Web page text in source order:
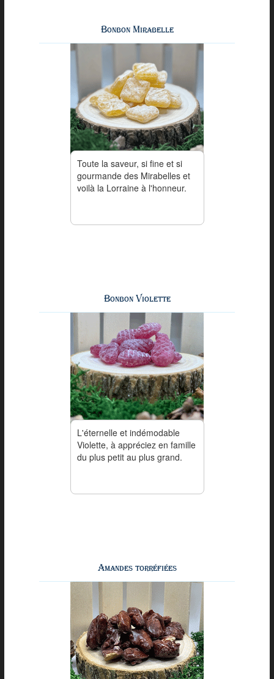
Bonbon Mirabelle
Toute la saveur, si fine et si
gourmande des Mirabelles et
voilà la Lorraine à l'honneur.
Bonbon Violette
L'éternelle et indémodable
Violette, à appréciez en famille
du plus petit au plus grand.
Amandes torréfiées